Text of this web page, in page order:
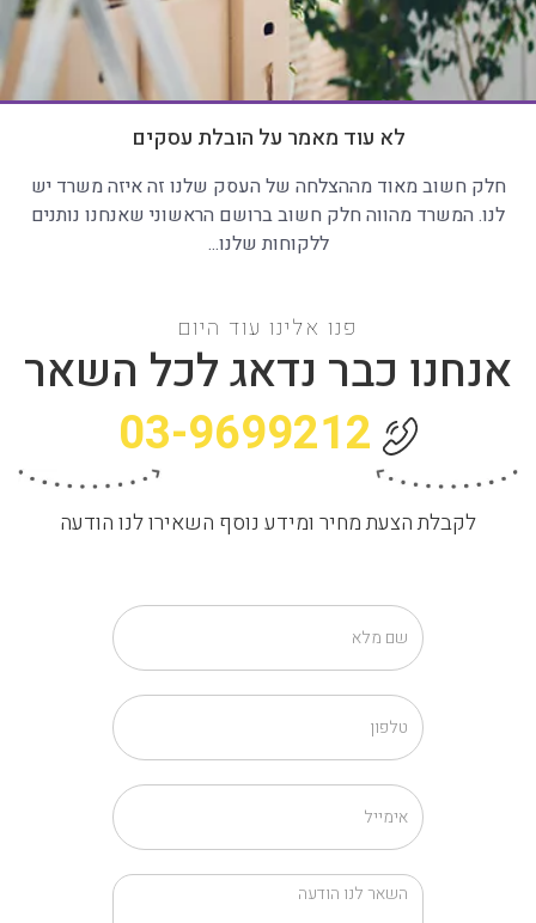
לא עוד מאמר על הובלת עסקים
חלק חשוב מאוד מההצלחה של העסק שלנו זה איזה משרד יש
לנו. המשרד מהווה חלק חשוב ברושם הראשוני שאנחנו נותנים
ללקוחות שלנו...
פנו אלינו עוד היום
אנחנו כבר נדאג לכל השאר
03-9699212
לקבלת הצעת מחיר ומידע נוסף השאירו לנו הודעה